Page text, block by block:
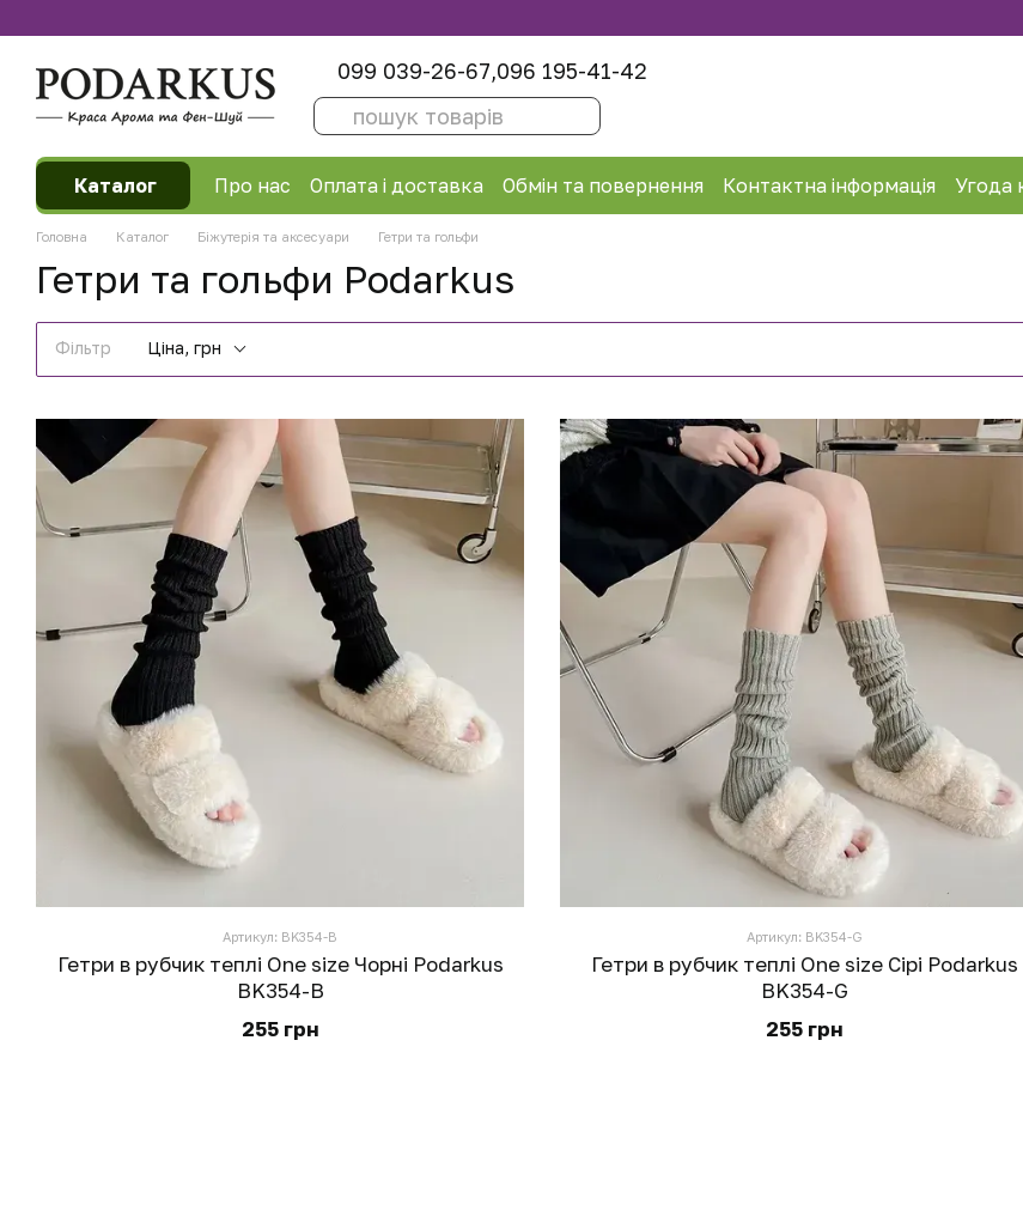
099 039-26-67,096 195-41-42
Каталог Про нас Оплата і доставка Обмін та повернення Контактна інформація
Угода
Відгуки про магазин
Головна Каталог Біжутерія та аксесуари Гетри та гольфи
Гетри та гольфи Podarkus
Фільтр Ціна, грн
Артикул: BK354-B
Гетри в рубчик теплі One size Чорні Podarkus
BK354-B
255 грн
Артикул: BK354-G
Гетри в рубчик теплі One size Сірі Podarkus
BK354-G
255 грн